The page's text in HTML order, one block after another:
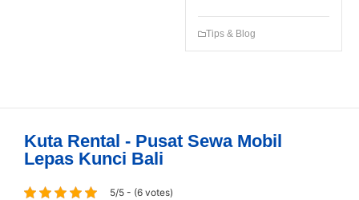
Tips & Blog
Kuta Rental - Pusat Sewa Mobil
Lepas Kunci Bali
5/5 - (6 votes)